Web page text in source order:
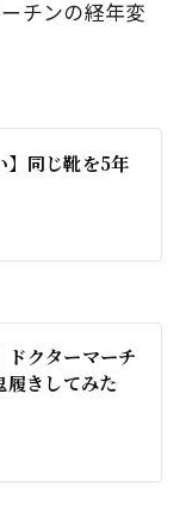
チンの経年変
】同じ靴を5年
ドクターマーチ
履きしてみた